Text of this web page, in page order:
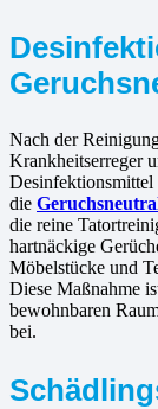
Nach der
Krankheitserreger
die
die reine
hartnäckige
Möbelstücke und
Diese Maßnahme
bewohnbaren
bei.